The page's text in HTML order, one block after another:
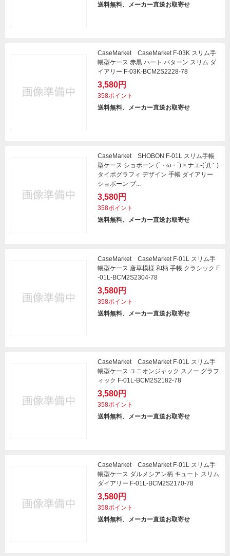
送料無料、メーカー直送お取寄せ
CaseMarket CaseMarket F-03K スリム手
帳型ケース 赤黒 ハート パターン スリム ダ
イアリー F-03K-BCM2S2228-78
3,580円
358ポイント
送料無料、メーカー直送お取寄せ
CaseMarket SHOBON F-01L スリム手帳
型ケース ショボーン (´・ω・`) × ナエ-(´Д｀)
タイポグラフィ デザイン 手帳 ダイアリー
ショボーン ブ...
3,580円
358ポイント
送料無料、メーカー直送お取寄せ
CaseMarket CaseMarket F-01L スリム手
帳型ケース 唐草模様 和柄 手帳 クラシック F
-01L-BCM2S2304-78
3,580円
358ポイント
送料無料、メーカー直送お取寄せ
CaseMarket CaseMarket F-01L スリム手
帳型ケース ユニオンジャック スノー グラフ
ィック F-01L-BCM2S2182-78
3,580円
358ポイント
送料無料、メーカー直送お取寄せ
CaseMarket CaseMarket F-01L スリム手
帳型ケース ダルメシアン柄 キュート スリム
ダイアリー F-01L-BCM2S2170-78
3,580円
358ポイント
送料無料、メーカー直送お取寄せ